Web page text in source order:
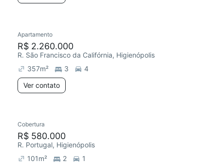
Apartamento
R$ 2.260.000
R. São Francisco da Califórnia, Higienópolis
357m² 3
4
Ver contato
Cobertura
R$ 580.000
R. Portugal, Higienópolis
101m² 2
1